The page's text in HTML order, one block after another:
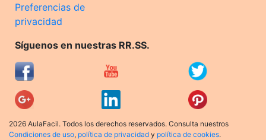
Preferencias de
privacidad
Síguenos en nuestras RR.SS.
2026 AulaFacil. Todos los derechos reservados. Consulta nuestros
Condiciones de uso, política de privacidad y política de cookies.